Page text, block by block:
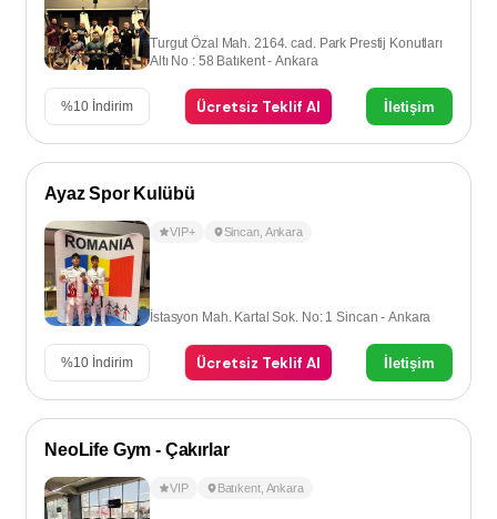
Turgut Özal Mah. 2164. cad. Park Prestij Konutları
Altı No : 58 Batıkent - Ankara
%10 İndirim Ücretsiz Teklif Al İletişim
Ayaz Spor Kulübü
VIP+ Sincan, Ankara
İstasyon Mah. Kartal Sok. No: 1 Sincan - Ankara
%10 İndirim Ücretsiz Teklif Al İletişim
NeoLife Gym - Çakırlar
VIP Batıkent, Ankara